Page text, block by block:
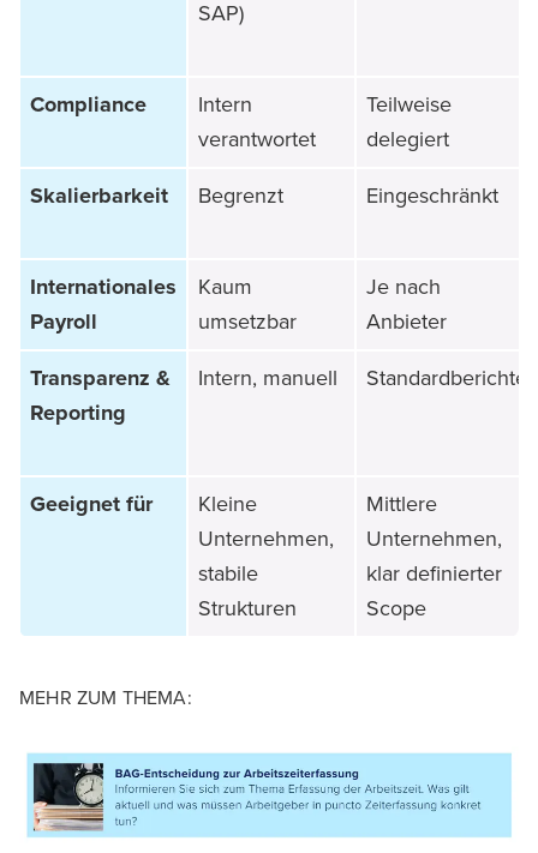
SAP)
Compliance
Intern
verantwortet
Teilweise
delegiert
Skalierbarkeit Begrenzt Eingeschränkt
Internationales
Payroll
Kaum
umsetzbar
Je nach
Anbieter
Transparenz &
Reporting
Intern, manuell Standardberichte
Geeignet für
Kleine
Unternehmen,
stabile
Strukturen
Mittlere
Unternehmen,
klar definierter
Scope
MEHR ZUM THEMA: